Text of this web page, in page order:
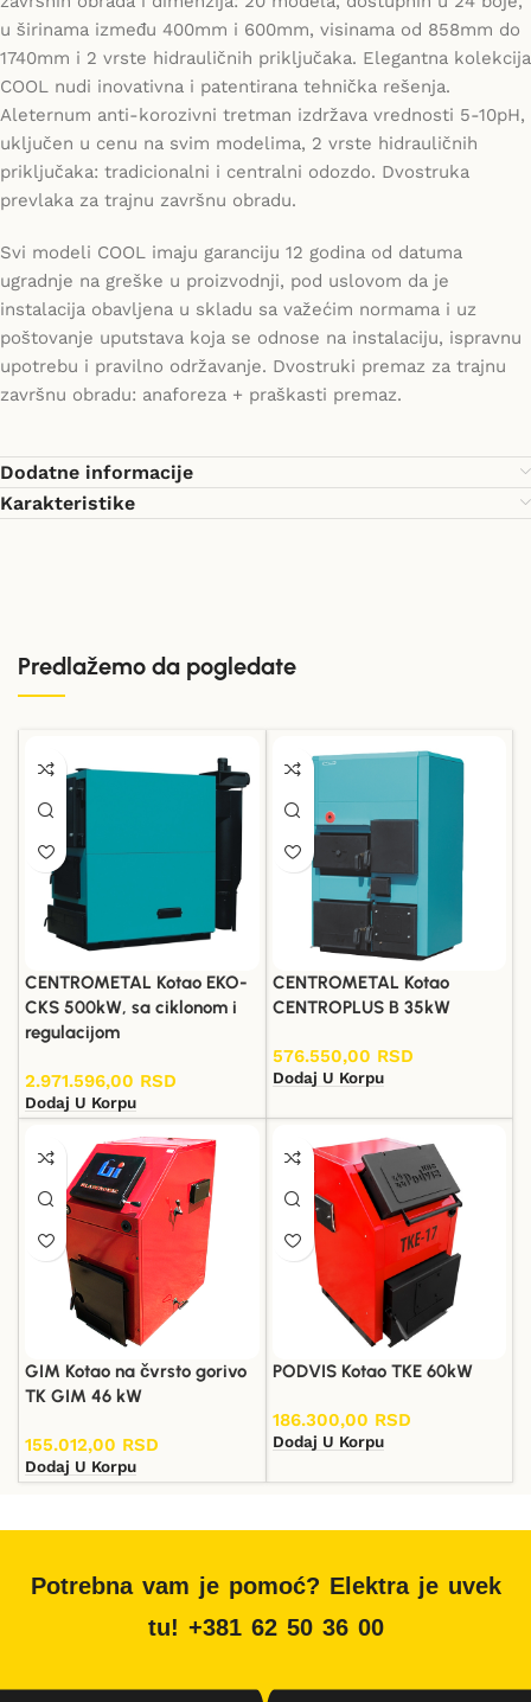
u širinama između 400mm i 600mm, visinama od 858mm do
1740mm i 2 vrste hidrauličnih priključaka. Elegantna kolekcija
COOL nudi inovativna i patentirana tehnička rešenja.
Aleternum anti-korozivni tretman izdržava vrednosti 5-10pH,
uključen u cenu na svim modelima, 2 vrste hidrauličnih
priključaka: tradicionalni i centralni odozdo. Dvostruka
prevlaka za trajnu završnu obradu.
Svi modeli COOL imaju garanciju 12 godina od datuma
ugradnje na greške u proizvodnji, pod uslovom da je
instalacija obavljena u skladu sa važećim normama i uz
poštovanje uputstava koja se odnose na instalaciju, ispravnu
upotrebu i pravilno održavanje. Dvostruki premaz za trajnu
završnu obradu: anaforeza + praškasti premaz.
Dodatne informacije
Karakteristike
Predlažemo da pogledate
CENTROMETAL Kotao EKO-
CKS 500kW, sa ciklonom i
regulacijom
2.971.596,00 RSD
Dodaj U Korpu
CENTROMETAL Kotao
CENTROPLUS B 35kW
576.550,00 RSD
Dodaj U Korpu
GIM Kotao na čvrsto gorivo
TK GIM 46 kW
155.012,00 RSD
Dodaj U Korpu
PODVIS Kotao TKE 60kW
186.300,00 RSD
Dodaj U Korpu
Potrebna vam je pomoć? Elektra je uvek
tu! +381 62 50 36 00